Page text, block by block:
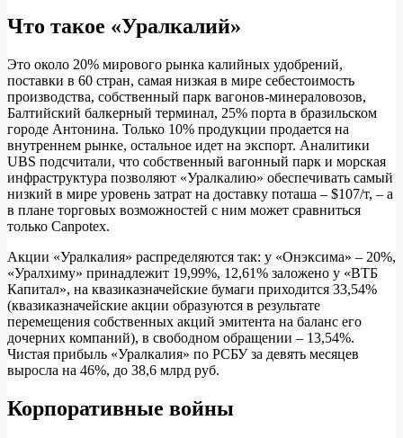
Что такое «Уралкалий»
Это около 20% мирового рынка калийных удобрений,
поставки в 60 стран, самая низкая в мире себестоимость
производства, собственный парк вагонов-минераловозов,
Балтийский балкерный терминал, 25% порта в бразильском
городе Антонина. Только 10% продукции продается на
внутреннем рынке, остальное идет на экспорт. Аналитики
UBS подсчитали, что собственный вагонный парк и морская
инфраструктура позволяют «Уралкалию» обеспечивать самый
низкий в мире уровень затрат на доставку поташа – $107/т, – а
в плане торговых возможностей с ним может сравниться
только Canpotex.
Акции «Уралкалия» распределяются так: у «Онэксима» – 20%,
«Уралхиму» принадлежит 19,99%, 12,61% заложено у «ВТБ
Капитал», на квазиказначейские бумаги приходится 33,54%
(квазиказначейские акции образуются в результате
перемещения собственных акций эмитента на баланс его
дочерних компаний), в свободном обращении – 13,54%.
Чистая прибыль «Уралкалия» по РСБУ за девять месяцев
выросла на 46%, до 38,6 млрд руб.
Корпоративные войны